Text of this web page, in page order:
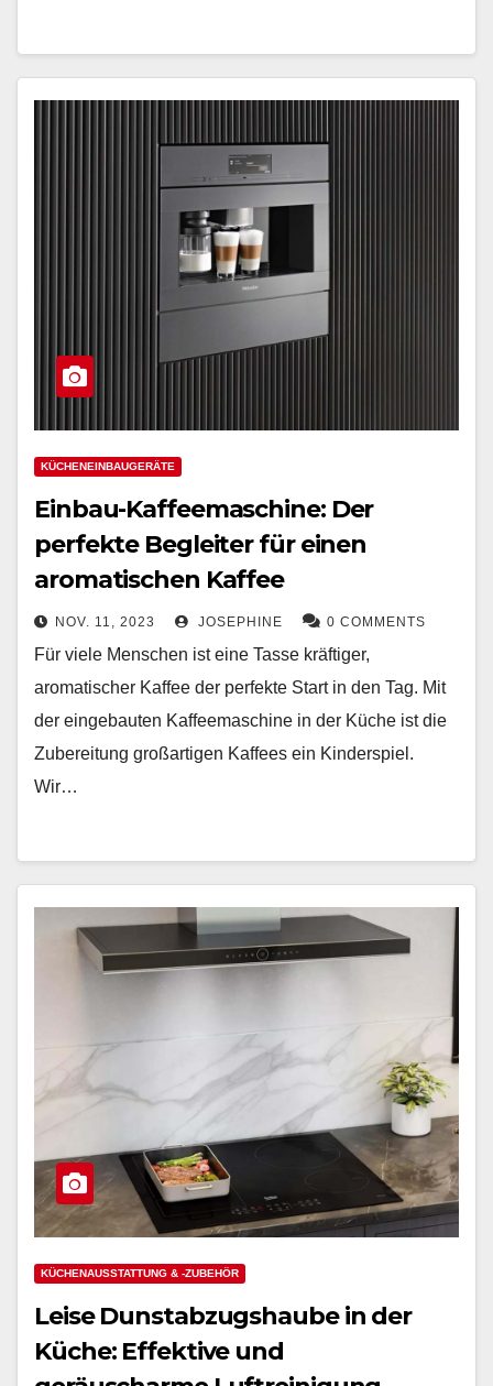
KÜCHENEINBAUGERÄTE
Einbau-Kaffeemaschine: Der
perfekte Begleiter für einen
aromatischen Kaffee
NOV. 11, 2023 JOSEPHINE 0 COMMENTS
Für viele Menschen ist eine Tasse kräftiger,
aromatischer Kaffee der perfekte Start in den Tag. Mit
der eingebauten Kaffeemaschine in der Küche ist die
Zubereitung großartigen Kaffees ein Kinderspiel.
Wir…
KÜCHENAUSSTATTUNG & -ZUBEHÖR
Leise Dunstabzugshaube in der
Küche: Effektive und